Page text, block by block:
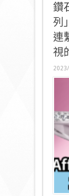
鑽
列
連
視